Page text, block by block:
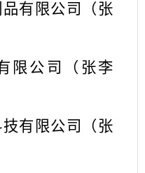
有限公司（张
限公司（张李
有限公司（张